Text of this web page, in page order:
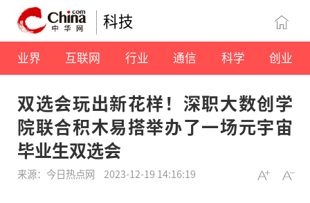
科技
业界 互联网 行业 通信 科学 创业
双选会玩出新花样！深职大数创学
院联合积木易搭举办了一场元宇宙
毕业生双选会
来源：今日热点网 2023-12-19 14:16:19